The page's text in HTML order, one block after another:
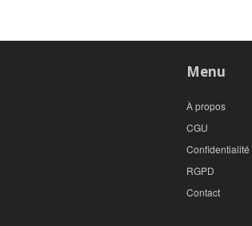
Menu
À propos
CGU
Confidentialité
RGPD
Contact